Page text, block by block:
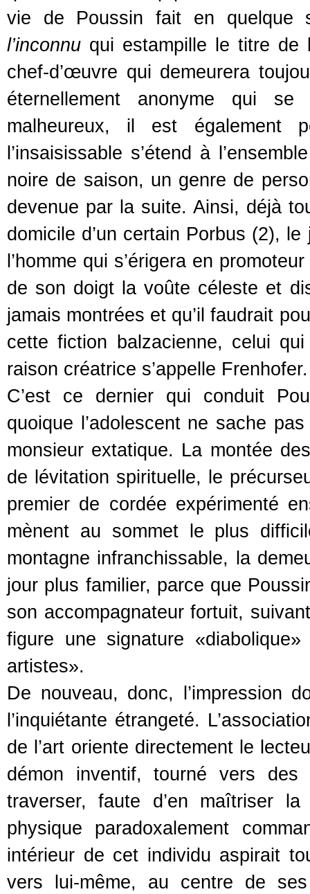
vie de Poussin fait en quelque
l’inconnu qui estampille le titre de
chef-d’œuvre qui demeurera
éternellement anonyme qui
malheureux, il est également
l’insaisissable s’étend à
noire de saison, un genre de
devenue par la suite. Ainsi, déjà
domicile d’un certain Porbus (2),
l’homme qui s’érigera en
de son doigt la voûte céleste et
jamais montrées et qu’il faudrait
cette fiction balzacienne, celui
raison créatrice s’appelle Frenhofer.
C’est ce dernier qui conduit
quoique l’adolescent ne sache
monsieur extatique. La montée
de lévitation spirituelle, le
premier de cordée expérimenté
mènent au sommet le plus
montagne infranchissable, la
jour plus familier, parce que
son accompagnateur fortuit,
figure une signature
artistes».
De nouveau, donc, l’impression
l’inquiétante étrangeté.
de l’art oriente directement le
démon inventif, tourné vers des
traverser, faute d’en maîtriser
physique paradoxalement
intérieur de cet individu aspirait
vers lui-même, au centre de